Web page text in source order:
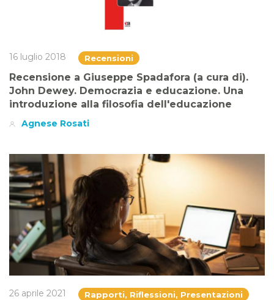
16 luglio 2018 Recensioni
Recensione a Giuseppe Spadafora (a cura di).
John Dewey. Democrazia e educazione. Una
introduzione alla filosofia dell'educazione
Agnese Rosati
26 aprile 2021 Rapporti, Riflessioni, Presentazioni